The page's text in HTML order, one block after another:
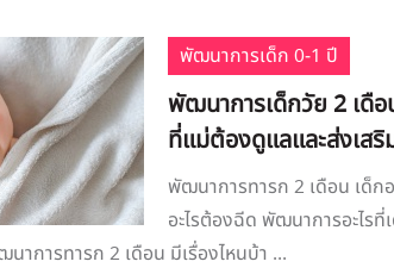
พัฒนาการเด็ก 0-1 ปี
พัฒนาการเด็กวัย 2 เดื
ที่แม่ต้องดูแลและส่งเสริ
พัฒนาการทารก 2 เดือน เด็ก
อะไรต้องฉีด พัฒนาการอะไร
าการทารก 2 เดือน มีเรื่องไหนบ้า ...